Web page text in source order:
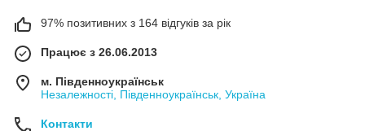
97% позитивних з 164 відгуків за рік
Працює з 26.06.2013
м. Південноукраїнськ
Незалежності, Південноукраїнськ, Україна
Контакти